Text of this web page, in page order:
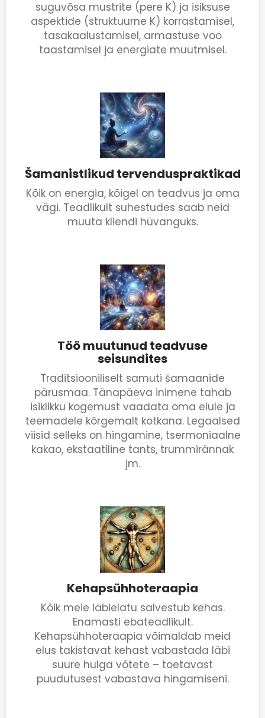
suguvõsa mustrite (pere K) ja isiksuse
aspektide (struktuurne K) korrastamisel,
tasakaalustamisel, armastuse voo
taastamisel ja energiate muutmisel.
Šamanistlikud tervenduspraktikad
Kõik on energia, kõigel on teadvus ja oma
vägi. Teadlikult suhestudes saab neid
muuta kliendi hüvanguks.
Töö muutunud teadvuse
seisundites
Traditsiooniliselt samuti šamaanide
pärusmaa. Tänapäeva inimene tahab
isiklikku kogemust vaadata oma elule ja
teemadele kõrgemalt kotkana. Legaalsed
viisid selleks on hingamine, tsermoniaalne
kakao, ekstaatiline tants, trummirännak
jm.
Kehapsühhoteraapia
Kõik meie läbielatu salvestub kehas.
Enamasti ebateadlikult.
Kehapsühhoteraapia võimaldab meid
elus takistavat kehast vabastada läbi
suure hulga võtete – toetavast
puudutusest vabastava hingamiseni.